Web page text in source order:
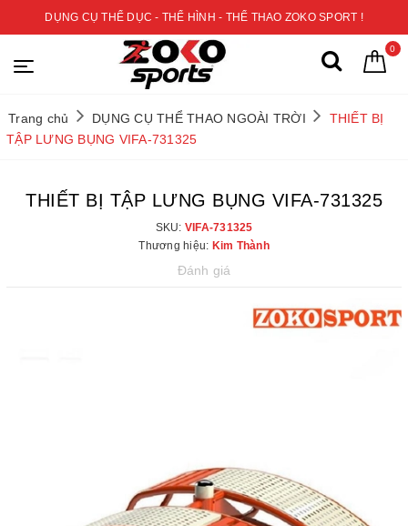
DỤNG CỤ THỂ DỤC - THỂ HÌNH - THỂ THAO ZOKO SPORT !
0
Trang chủ DỤNG CỤ THỂ THAO NGOÀI TRỜI
THIẾT BỊ
TẬP LƯNG BỤNG VIFA-731325
THIẾT BỊ TẬP LƯNG BỤNG VIFA-731325
SKU: VIFA-731325
Thương hiệu: Kim Thành
Đánh giá